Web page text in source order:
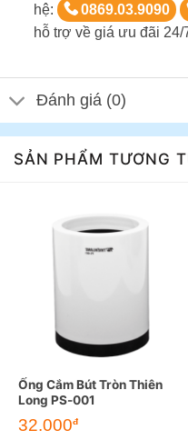
hệ:
0869.03.9090
hỗ trợ về giá ưu đãi 24/
Đánh giá (0)
SẢN PHẨM TƯƠNG
Ống Cắm Bút Tròn Thiên
Long PS-001
32.000đ